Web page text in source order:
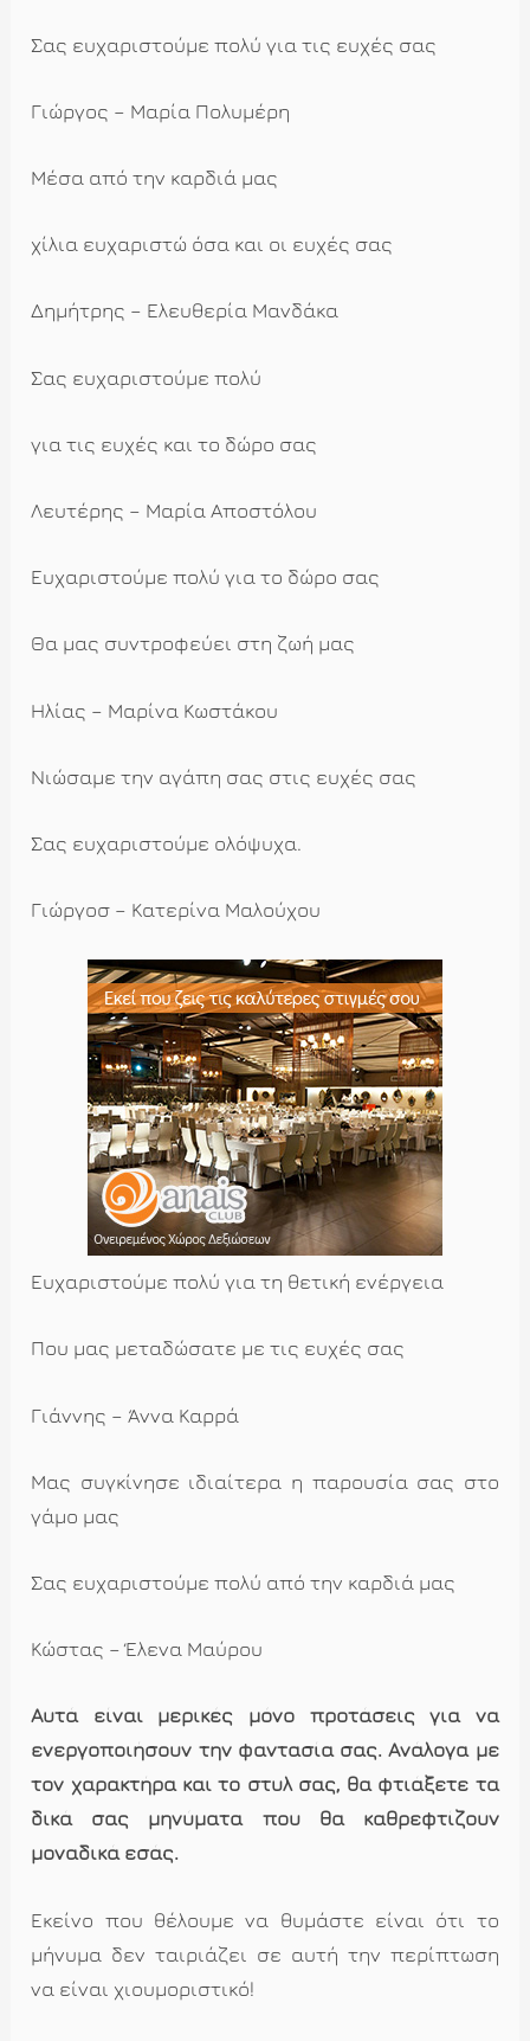
Σας ευχαριστούμε πολύ για τις ευχές σας
Γιώργος – Μαρία Πολυμέρη
Μέσα από την καρδιά μας
χίλια ευχαριστώ όσα και οι ευχές σας
Δημήτρης – Ελευθερία Μανδάκα
Σας ευχαριστούμε πολύ
για τις ευχές και το δώρο σας
Λευτέρης – Μαρία Αποστόλου
Ευχαριστούμε πολύ για το δώρο σας
Θα μας συντροφεύει στη ζωή μας
Ηλίας – Μαρίνα Κωστάκου
Νιώσαμε την αγάπη σας στις ευχές σας
Σας ευχαριστούμε ολόψυχα.
Γιώργοσ – Κατερίνα Μαλούχου
Ευχαριστούμε πολύ για τη θετική ενέργεια
Που μας μεταδώσατε με τις ευχές σας
Γιάννης – Άννα Καρρά
Μας συγκίνησε ιδιαίτερα η παρουσία σας στο
γάμο μας
Σας ευχαριστούμε πολύ από την καρδιά μας
Κώστας – Έλενα Μαύρου
Αυτά είναι μερικές μόνο προτάσεις για να
ενεργοποιήσουν την φαντασία σας. Aνάλογα με
τον χαρακτήρα και το στυλ σας, θα φτιάξετε τα
δικά σας μηνύματα που θα καθρεφτίζουν
μοναδικά εσάς.
Εκείνο που θέλουμε να θυμάστε είναι ότι το
μήνυμα δεν ταιριάζει σε αυτή την περίπτωση
να είναι χιουμοριστικό!